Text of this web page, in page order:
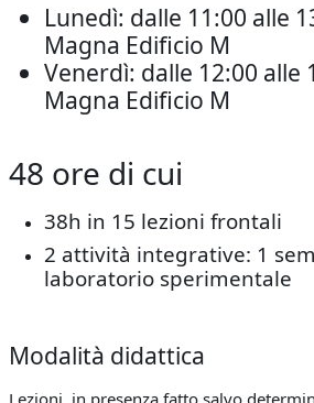
Lunedì: dalle 11:00 alle
Magna Edificio M
Venerdì: dalle 12:00 alle
Magna Edificio M
48 ore di cui
38h in 15 lezioni frontali
2 attività integrative: 1
laboratorio sperimentale
Modalità didattica